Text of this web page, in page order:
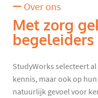
Over ons
Met zorg
begeleiders
StudyWorks selecteert
kennis, maar ook op
natuurlijk gevoel voor